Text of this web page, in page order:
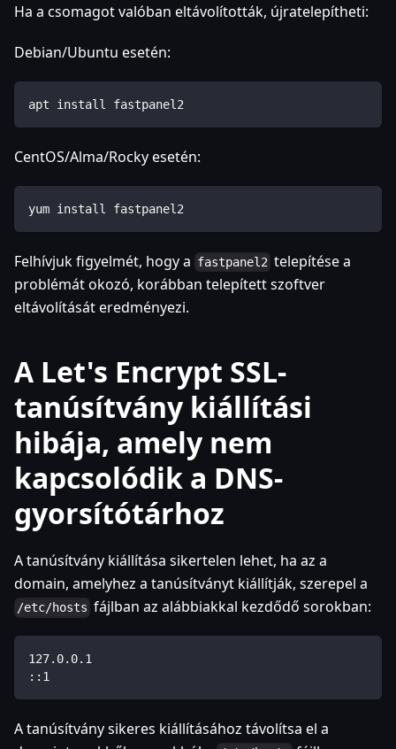
Ha a csomagot valóban eltávolították, újratelepítheti:
Debian/Ubuntu esetén:
apt install fastpanel2
CentOS/Alma/Rocky esetén:
yum install fastpanel2
Felhívjuk figyelmét, hogy a fastpanel2 telepítése a
problémát okozó, korábban telepített szoftver
eltávolítását eredményezi.
A Let's Encrypt SSL-
tanúsítvány kiállítási
hibája, amely nem
kapcsolódik a DNS-
gyorsítótárhoz
A tanúsítvány kiállítása sikertelen lehet, ha az a
domain, amelyhez a tanúsítványt kiállítják, szerepel a
/etc/hosts fájlban az alábbiakkal kezdődő sorokban:
127.0.0.1
::1
A tanúsítvány sikeres kiállításához távolítsa el a